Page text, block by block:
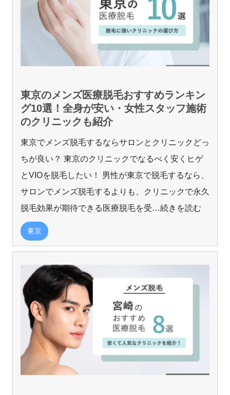
東京のメンズ医療脱毛おすすめランキン
グ10選！全身が安い・女性スタッフ施術
のクリニックも紹介
東京でメンズ脱毛するならサロンとクリニックどっ
ちが良い？ 東京のクリニックでなるべく安くヒゲ
とVIOを脱毛したい！ 男性が東京で脱毛するなら、
サロンでメンズ脱毛するよりも、クリニックで永久
脱毛効果が期待できる医療脱毛を受…続きを読む
東京